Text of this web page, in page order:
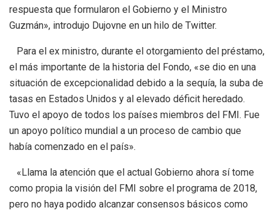
respuesta que formularon el Gobierno y el Ministro
Guzmán», introdujo Dujovne en un hilo de Twitter.
Para el ex ministro, durante el otorgamiento del préstamo,
el más importante de la historia del Fondo, «se dio en una
situación de excepcionalidad debido a la sequía, la suba de
tasas en Estados Unidos y al elevado déficit heredado.
Tuvo el apoyo de todos los países miembros del FMI. Fue
un apoyo político mundial a un proceso de cambio que
había comenzado en el país».
«Llama la atención que el actual Gobierno ahora sí tome
como propia la visión del FMI sobre el programa de 2018,
pero no haya podido alcanzar consensos básicos como